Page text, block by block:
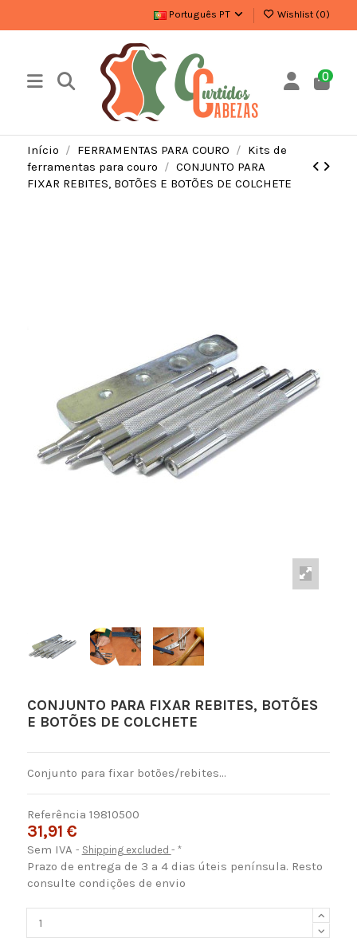
Português PT Wishlist (0)
0
Início FERRAMENTAS PARA COURO
Kits de
ferramentas para couro
CONJUNTO PARA
FIXAR REBITES, BOTÕES E BOTÕES DE COLCHETE
CONJUNTO PARA FIXAR REBITES, BOTÕES
E BOTÕES DE COLCHETE
Conjunto para fixar botões/rebites...
Referência 19810500
31,91 €
Sem IVA Shipping excluded *
Prazo de entrega de 3 a 4 dias úteis península. Resto
consulte condições de envio